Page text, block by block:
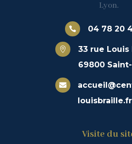
Lyon.
 04 78 20

33 rue Louis
69800

louisbraille.fr
Visite du